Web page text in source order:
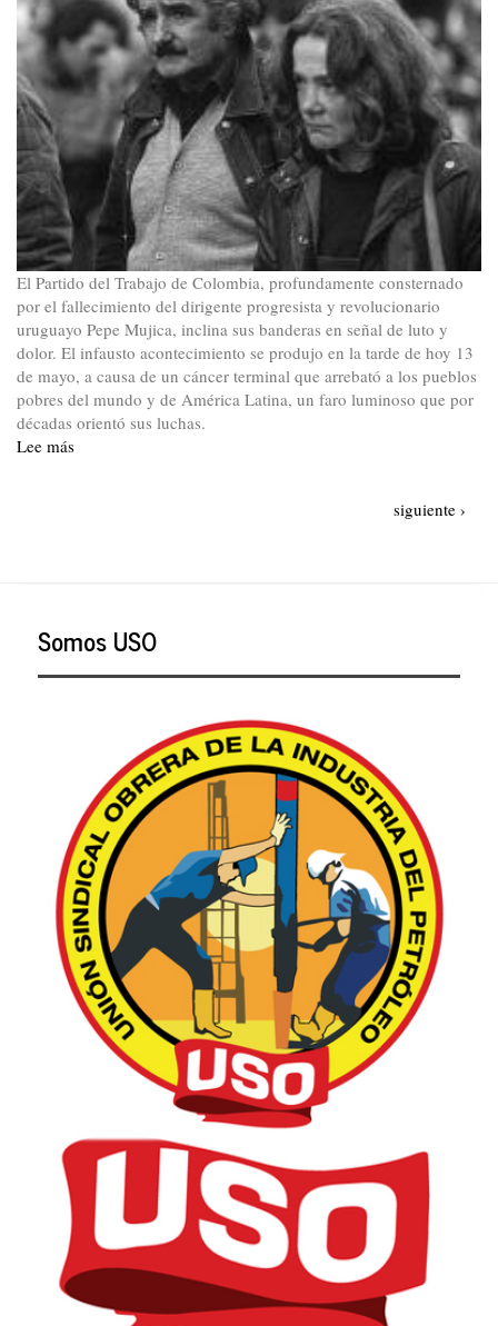
El Partido del Trabajo de Colombia, profundamente consternado
por el fallecimiento del dirigente progresista y revolucionario
uruguayo Pepe Mujica, inclina sus banderas en señal de luto y
dolor. El infausto acontecimiento se produjo en la tarde de hoy 13
de mayo, a causa de un cáncer terminal que arrebató a los pueblos
pobres del mundo y de América Latina, un faro luminoso que por
décadas orientó sus luchas.
Lee más
Siguiente
siguiente ›
Somos USO